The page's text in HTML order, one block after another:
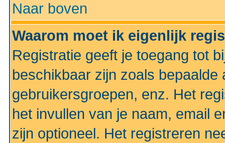
Naar boven
Waarom moet ik eigenlijk
Registratie geeft je toegang tot
beschikbaar zijn zoals
gebruikersgroepen, enz. Het
het invullen van je naam, email
zijn optioneel. Het registreren